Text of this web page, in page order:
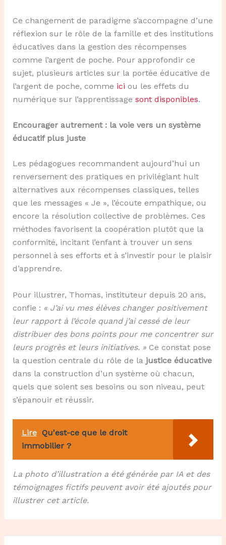
Ce changement de paradigme s’accompagne d’une
réflexion sur le rôle de la famille et des institutions
éducatives dans la gestion des récompenses
comme l’argent de poche. Pour approfondir ce
sujet, plusieurs articles sur la portée éducative de
l’argent de poche, comme ici ou les effets du
numérique sur l’apprentissage sont disponibles.
Encourager autrement : la voie vers un système
éducatif plus juste
Les pédagogues recommandent aujourd’hui un
renversement des pratiques en privilégiant huit
alternatives aux récompenses classiques, telles
que les messages « Je », l’écoute empathique, ou
encore la résolution collective de problèmes. Ces
méthodes favorisent la coopération plutôt que la
conformité, incitant l’enfant à trouver un sens
personnel à ses efforts et à s’investir pour le plaisir
d’apprendre.
Pour illustrer, Thomas, instituteur depuis 20 ans,
confie : « J’ai vu mes élèves changer positivement
leur rapport à l’école quand j’ai cessé de leur
distribuer des bons points pour me concentrer sur
leurs progrès et leurs initiatives. »Ce constat pose
la question centrale du rôle de la justice éducative
dans la construction d’un système où chacun,
quels que soient ses besoins ou son niveau, peut
s’épanouir et réussir.
Lire Qu'est-ce que le droit
immobilier ?
La photo d’illustration a été générée par IA et des
témoignages fictifs peuvent avoir été ajoutés pour
illustrer cet article.